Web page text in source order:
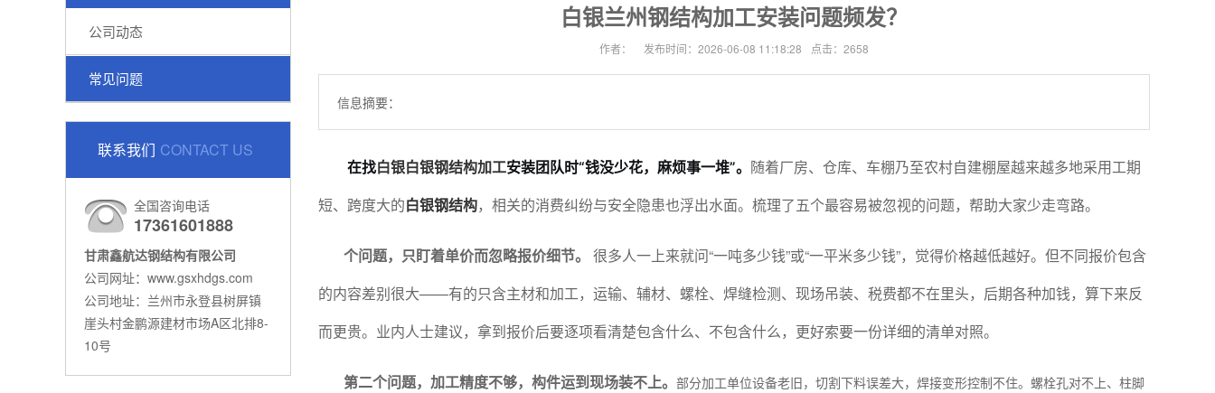
公司动态
常见问题
联系我们 CONTACT US
全国咨询电话
17361601888
甘肃鑫航达钢结构有限公司
公司网址：www.gsxhdgs.com
公司地址：兰州市永登县树屏镇
崖头村金鹏源建材市场A区北排8-
10号
白银兰州钢结构加工安装问题频发？
作者： 发布时间：2026-06-08 11:18:28 点击：2658
信息摘要：
在找白银白银钢结构加工安装团队时“钱没少花，麻烦事一堆”。 随着厂房、仓库、车棚乃至农村自建棚屋越来越多地采用工期
短、跨度大的白银钢结构，相关的消费纠纷与安全隐患也浮出水面。梳理了五个最容易被忽视的问题，帮助大家少走弯路。
个问题，只盯着单价而忽略报价细节。
很多人一上来就问“一吨多少钱”或“一平米多少钱”，觉得价格越低越好。但不同报价包含
的内容差别很大——有的只含主材和加工，运输、辅材、螺栓、焊缝检测、现场吊装、税费都不在里头，后期各种加钱，算下来反
而更贵。业内人士建议，拿到报价后要逐项看清楚包含什么、不包含什么，更好索要一份详细的清单对照。
第二个问题，加工精度不够，构件运到现场装不上。 部分加工单位设备老旧，切割下料误差大，焊接变形控制不住。螺栓孔对不上、柱脚